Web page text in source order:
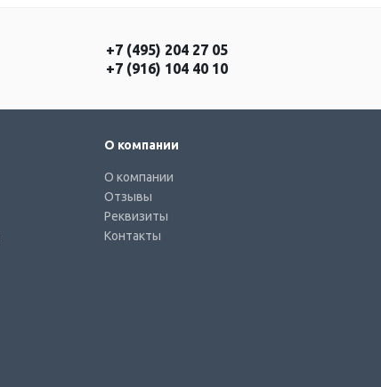
+7 (495) 204 27 05
+7 (916) 104 40 10
О компании
О компании
Отзывы
Реквизиты
Контакты